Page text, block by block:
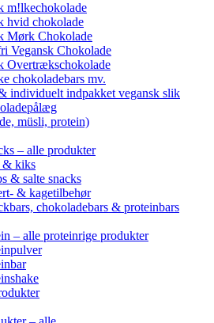
m!lkechokolade
hvid chokolade
Mørk Chokolade
Vegansk Chokolade
Overtrækschokolade
chokoladebars mv.
individuelt indpakket vegansk slik
müsli, protein)
– alle produkter
& kiks
& salte snacks
& kagetilbehør
chokoladebars & proteinbars
– alle proteinrige produkter